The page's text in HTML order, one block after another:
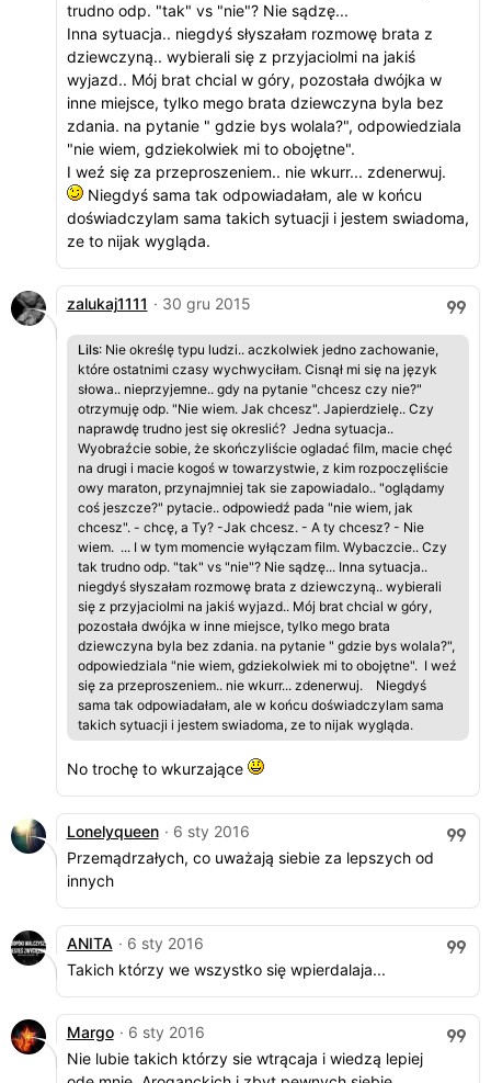
trudno odp. "tak" vs "nie"? Nie sądzę...
Inna sytuacja.. niegdyś słyszałam rozmowę brata z
dziewczyną.. wybierali się z przyjaciolmi na jakiś
wyjazd.. Mój brat chcial w góry, pozostała dwójka w
inne miejsce, tylko mego brata dziewczyna byla bez
zdania. na pytanie " gdzie bys wolala?", odpowiedziala
"nie wiem, gdziekolwiek mi to obojętne".
I weź się za przeproszeniem.. nie wkurr... zdenerwuj.
Niegdyś sama tak odpowiadałam, ale w końcu
doświadczylam sama takich sytuacji i jestem swiadoma,
ze to nijak wygląda.
zalukaj1111 · 30 gru 2015
Lils: Nie określę typu ludzi.. aczkolwiek jedno zachowanie,
które ostatnimi czasy wychwyciłam. Cisnął mi się na język
słowa.. nieprzyjemne.. gdy na pytanie "chcesz czy nie?"
otrzymuję odp. "Nie wiem. Jak chcesz". Japierdzielę.. Czy
naprawdę trudno jest się okreslić? Jedna sytuacja..
Wyobraźcie sobie, że skończyliście ogladać film, macie chęć
na drugi i macie kogoś w towarzystwie, z kim rozpoczęliście
owy maraton, przynajmniej tak sie zapowiadalo.. "oglądamy
coś jeszcze?" pytacie.. odpowiedź pada "nie wiem, jak
chcesz". - chcę, a Ty? -Jak chcesz. - A ty chcesz? - Nie
wiem. ... I w tym momencie wyłączam film. Wybaczcie.. Czy
tak trudno odp. "tak" vs "nie"? Nie sądzę... Inna sytuacja..
niegdyś słyszałam rozmowę brata z dziewczyną.. wybierali
się z przyjaciolmi na jakiś wyjazd.. Mój brat chcial w góry,
pozostała dwójka w inne miejsce, tylko mego brata
dziewczyna byla bez zdania. na pytanie " gdzie bys wolala?",
odpowiedziala "nie wiem, gdziekolwiek mi to obojętne". I weź
się za przeproszeniem.. nie wkurr... zdenerwuj. Niegdyś
sama tak odpowiadałam, ale w końcu doświadczylam sama
takich sytuacji i jestem swiadoma, ze to nijak wygląda.
No trochę to wkurzające
Lonelyqueen · 6 sty 2016
Przemądrzałych, co uważają siebie za lepszych od
innych
ANITA · 6 sty 2016
Takich którzy we wszystko się wpierdalaja...
Margo · 6 sty 2016
Nie lubie takich którzy sie wtrącaja i wiedzą lepiej